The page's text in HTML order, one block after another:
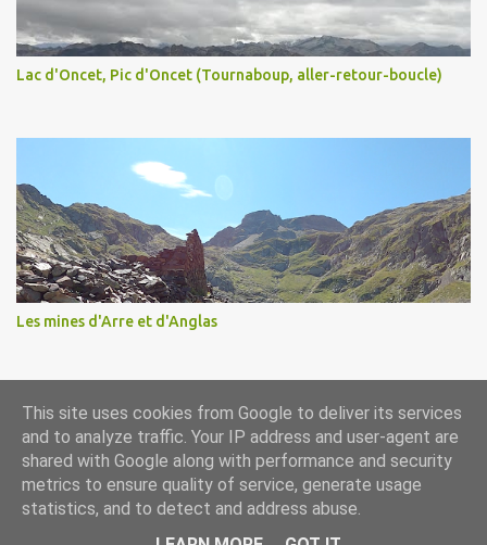
Lac d'Oncet, Pic d'Oncet (Tournaboup, aller-retour-boucle)
Les mines d'Arre et d'Anglas
Fourni par Blogger
This site uses cookies from Google to deliver its services
and to analyze traffic. Your IP address and user-agent are
shared with Google along with performance and security
metrics to ensure quality of service, generate usage
statistics, and to detect and address abuse.